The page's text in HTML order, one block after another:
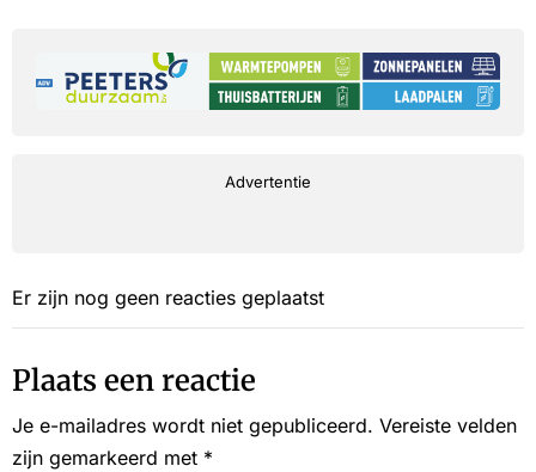
Advertentie
Er zijn nog geen reacties geplaatst
Plaats een reactie
Je e-mailadres wordt niet gepubliceerd. Vereiste velden
zijn gemarkeerd met *